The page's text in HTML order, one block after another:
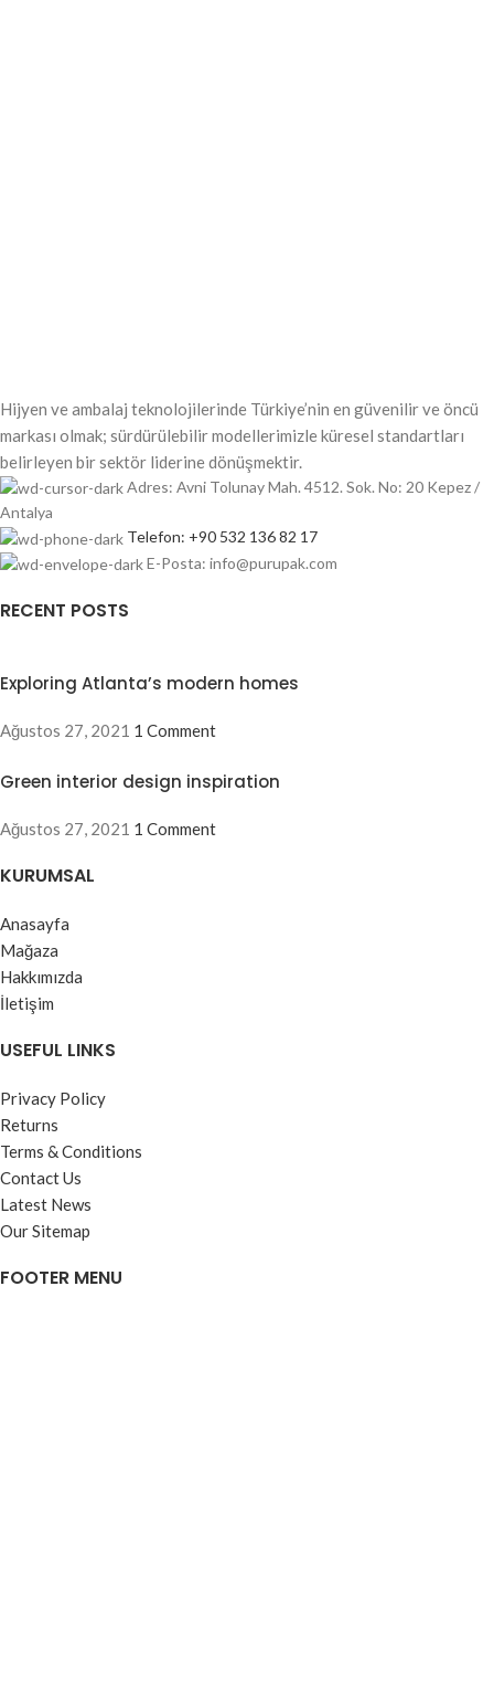
Hijyen ve ambalaj teknolojilerinde Türkiye’nin en güvenilir ve öncü
markası olmak; sürdürülebilir modellerimizle küresel standartları
belirleyen bir sektör liderine dönüşmektir.
Adres: Avni Tolunay Mah. 4512. Sok. No: 20 Kepez /
Antalya
Telefon: +90 532 136 82 17
E-Posta: info@purupak.com
RECENT POSTS
Exploring Atlanta’s modern homes
Ağustos 27, 2021 1 Comment
Green interior design inspiration
Ağustos 27, 2021 1 Comment
KURUMSAL
Anasayfa
Mağaza
Hakkımızda
İletişim
USEFUL LINKS
Privacy Policy
Returns
Terms & Conditions
Contact Us
Latest News
Our Sitemap
FOOTER MENU